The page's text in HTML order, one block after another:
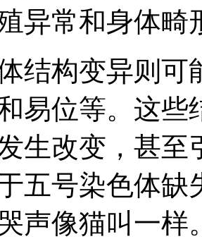
异常和身体畸
构变异则可
易位等。这些
生改变，甚至
五号染色体
声像猫叫一样